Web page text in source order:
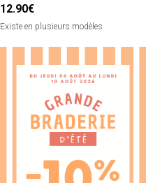
12.90€
Existe en plusieurs modèles